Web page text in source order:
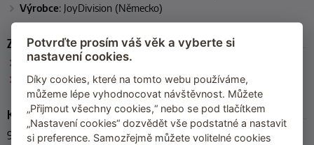
Výrobce: JoyDivision (Německo)
Zařazeno
JoyDivision
Lubrikační gely na vodní bázi
Kód produktu
93500-NATUREL-40
Potvrďte prosím váš věk a vyberte si
nastavení cookies.
Díky cookies, které na tomto webu používáme,
můžeme lépe vyhodnocovat návštěvnost. Můžete
„Přijmout všechny cookies,“ nebo se pod tlačítkem
„Nastavení cookies“ dozvědět vše podstatné a nastavit
si preference. Samozřejmě můžete volitelné cookies